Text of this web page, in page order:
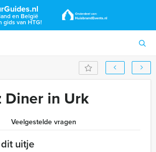
en België
gids van HTG!
Diner in Urk
Veelgestelde vragen
uitje